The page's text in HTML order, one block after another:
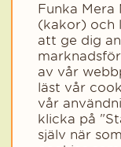
Nyhetsbrev
Få tips, inspiration
Välj det område
efter dig.
Välj kategori för
Privat
Funka Mera
(kakor) och
att ge dig
av vår
läst vår
vår
klicka på
själv när